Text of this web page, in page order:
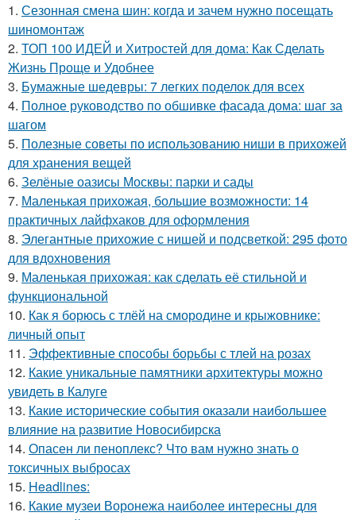
1. Сезонная смена шин: когда и зачем нужно посещать
шиномонтаж
2. ТОП 100 ИДЕЙ и Хитростей для дома: Как Сделать
Жизнь Проще и Удобнее
3. Бумажные шедевры: 7 легких поделок для всех
4. Полное руководство по обшивке фасада дома: шаг за
шагом
5. Полезные советы по использованию ниши в прихожей
для хранения вещей
6. Зелёные оазисы Москвы: парки и сады
7. Маленькая прихожая, большие возможности: 14
практичных лайфхаков для оформления
8. Элегантные прихожие с нишей и подсветкой: 295 фото
для вдохновения
9. Маленькая прихожая: как сделать её стильной и
функциональной
10. Как я борюсь с тлёй на смородине и крыжовнике:
личный опыт
11. Эффективные способы борьбы с тлей на розах
12. Какие уникальные памятники архитектуры можно
увидеть в Калуге
13. Какие исторические события оказали наибольшее
влияние на развитие Новосибирска
14. Опасен ли пеноплекс? Что вам нужно знать о
токсичных выбросах
15. Headlines:
16. Какие музеи Воронежа наиболее интересны для